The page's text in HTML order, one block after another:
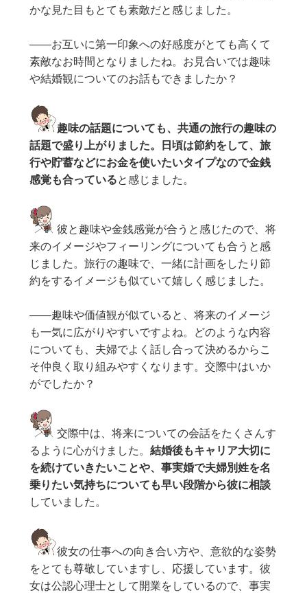
かな見た目もとても素敵だと感じました。
——お互いに第一印象への好感度がとても高くて
素敵なお時間となりましたね。お見合いでは趣味
や結婚観についてのお話もできましたか？
趣味の話題についても、共通の旅行の趣味の
話題で盛り上がりました。日頃は節約をして、旅
行や貯蓄などにお金を使いたいタイプなので金銭
感覚も合っていると感じました。
彼と趣味や金銭感覚が合うと感じたので、将
来のイメージやフィーリングについても合うと感
じました。旅行の趣味で、一緒に計画をしたり節
約をするイメージも似ていて嬉しく感じました。
——趣味や価値観が似ていると、将来のイメージ
も一気に広がりやすいですよね。どのような内容
についても、夫婦でよく話し合って決めるからこ
そ仲良く取り組みやすくなります。交際中はいか
がでしたか？
交際中は、将来についての会話をたくさんす
るように心がけました。結婚後もキャリア大切に
を続けていきたいことや、事実婚で夫婦別姓を名
乗りたい気持ちについても早い段階から彼に相談
していました。
彼女の仕事への向き合い方や、意欲的な姿勢
をとても尊敬していますし、応援しています。彼
女は公認心理士として開業をしているので、事実